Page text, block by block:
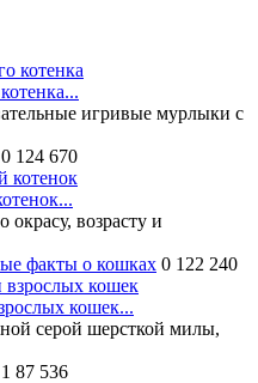
игривые мурлыки с
0 124 670
возрасту и
факты о кошках 0 122 240
кошек...
серой шерсткой милы,
1 87 536